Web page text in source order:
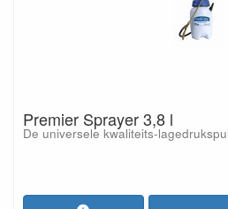
Premier Sprayer 3,8 l
De universele kwaliteits-